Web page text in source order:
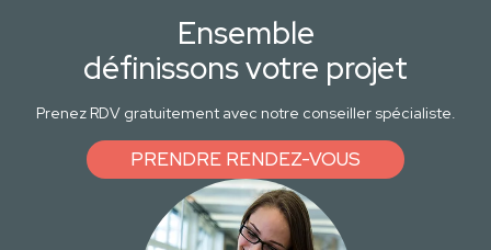
Ensemble
définissons votre projet
Prenez RDV gratuitement avec notre conseiller spécialiste.
PRENDRE RENDEZ-VOUS